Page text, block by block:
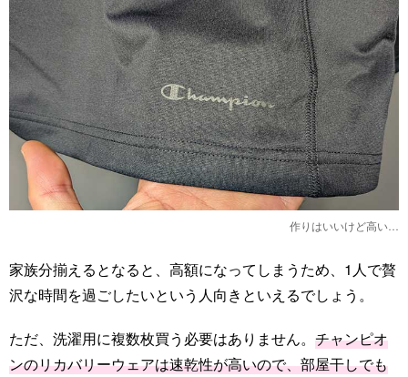
作りはいいけど高い…
家族分揃えるとなると、高額になってしまうため、1人で贅
沢な時間を過ごしたいという人向きといえるでしょう。
ただ、洗濯用に複数枚買う必要はありません。 チャンピオ
ンのリカバリーウェアは速乾性が高いので、部屋干しでも